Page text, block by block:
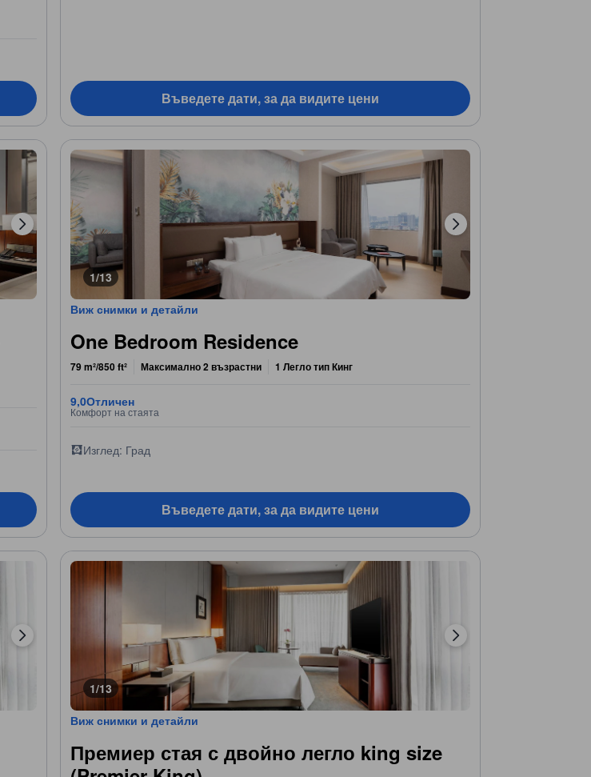
Въведете дати, за да видите цени
1/13
Виж снимки и детайли
One Bedroom Residence
79 m²/850 ft² Максимално 2 възрастни 1 Легло тип Кинг
9,0Отличен
Комфорт на стаята
Изглед: Град
Въведете дати, за да видите цени
1/13
Виж снимки и детайли
Премиер стая с двойно легло king size